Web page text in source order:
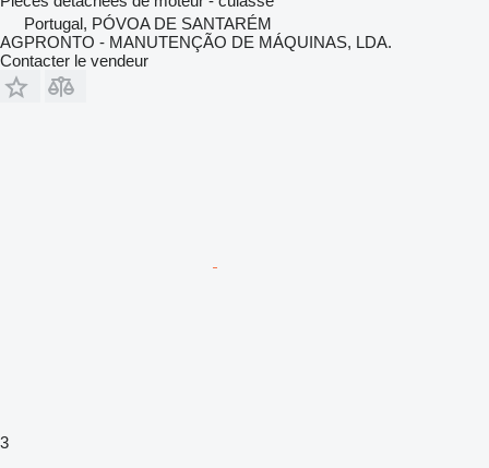
Portugal, PÓVOA DE SANTARÉM
AGPRONTO - MANUTENÇÃO DE MÁQUINAS, LDA.
Contacter le vendeur
3